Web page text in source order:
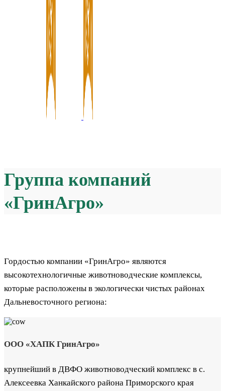
Группа компаний
«ГринАгро»
Гордостью компании «ГринАгро» являются
высокотехнологичные животноводческие комплексы,
которые расположены в экологически чистых районах
Дальневосточного региона:
ООО «ХАПК ГринАгро»
крупнейший в ДВФО животноводческий комплекс в с.
Алексеевка Ханкайского района Приморского края